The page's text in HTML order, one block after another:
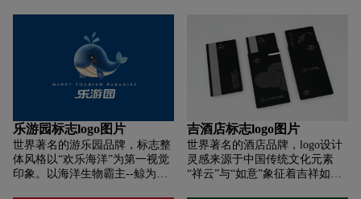
个个体，但细看又不可分割，创
意表现易与情感形成共鸣，明明
是独立的个体，却难分难舍的依
恋，有一种恋恋不舍的情意。此
love情意满满，既是香气四溢的
之约。标志简约精致，传达出一
种健康、温馨、浪漫、小情调的
气质及理念。
永恒经典的维诺，打造专属的维
诺品牌精神。
乐游园标志logo图片
世界著名的游乐园品牌，标志整
体风格以“欢乐海洋”为第一视觉
印象。以海洋生物霸主--鲸为主
吉酒店标志logo图片
世界著名的酒店品牌，logo设计
灵感来源于中国传统文化元素
“祥云”与“如意”象征着吉祥如